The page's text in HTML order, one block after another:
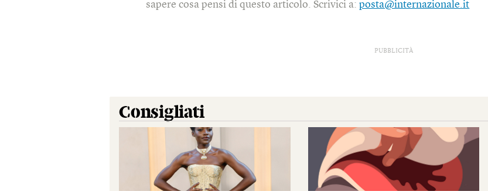
sapere cosa pensi di questo articolo. Scrivici a:posta@internazionale.it
PUBBLICITÀ
Consigliati